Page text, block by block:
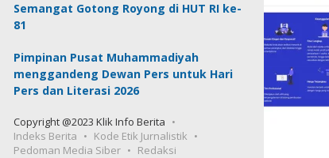
Semangat Gotong Royong di HUT RI ke-
81
Pimpinan Pusat Muhammadiyah
menggandeng Dewan Pers untuk Hari
Pers dan Literasi 2026
Copyright @2023 Klik Info Berita
Indeks Berita
Kode Etik Jurnalistik
Pedoman Media Siber
Redaksi